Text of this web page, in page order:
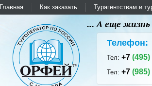
Главная Как заказать Турагентствам и
... А еще
Телефон:
Тел:+7(495)
Тел:+7(985)